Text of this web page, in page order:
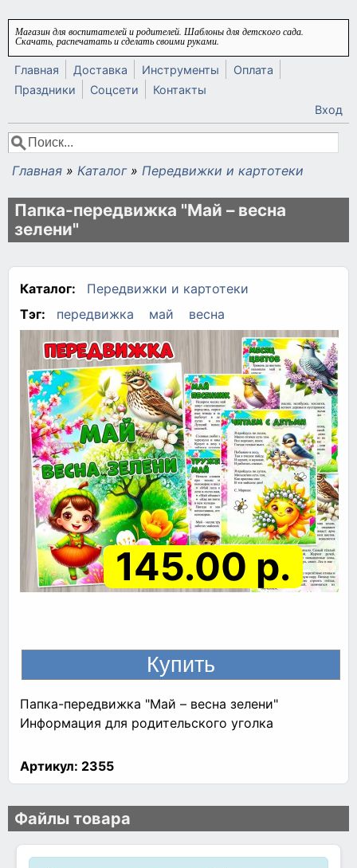
Перейти к основному содержанию
Магазин для воспитателей и родителей. Шаблоны для детского сада.
Скачать, распечатать и сделать своими руками.
Главная Доставка Инструменты
Оплата
Праздники
Соцсети
Контакты
Вход
Форма поиска
Поиск
Вы здесь
Главная » Каталог » Передвижки и картотеки
Папка-передвижка "Май – весна
зелени"
Каталог:
Передвижки и картотеки
Тэг:
передвижка май весна
145.00 р.
Папка-передвижка "Май – весна зелени"
Информация для родительского уголка
Артикул: 2355
Файлы товара